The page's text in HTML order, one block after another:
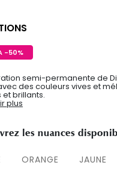
-50%
semi-permanente de
des couleurs vives et
brillants.
plus
les nuances
ORANGE JAUNE